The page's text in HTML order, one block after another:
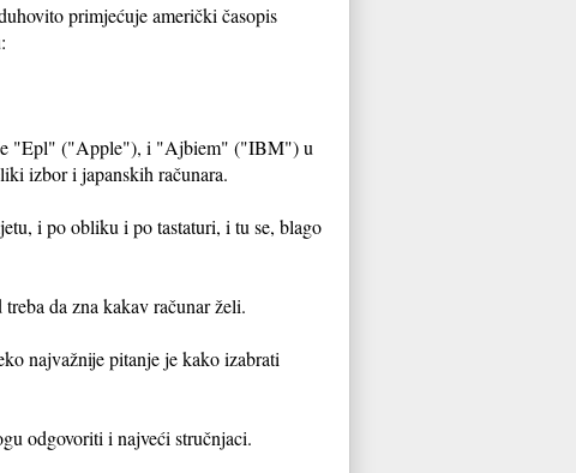
primjećuje američki časopis
"Epl" ("Apple"), i "Ajbiem" ("IBM") u
izbor i japanskih računara.
i po obliku i po tastaturi, i tu se, blago
da zna kakav računar želi.
najvažnije pitanje je kako izabrati
odgovoriti i najveći stručnjaci.